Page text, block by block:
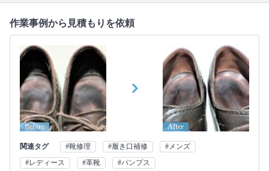
作業事例から見積もりを依頼
Before After
関連タグ #靴修理 #履き口補修
#メンズ
#レディース
#革靴
#パンプス